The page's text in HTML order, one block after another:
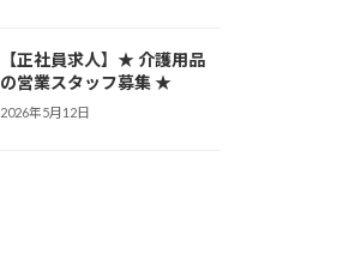
【正社員求人】★ 介護用品
の営業スタッフ募集 ★
2026年5月12日